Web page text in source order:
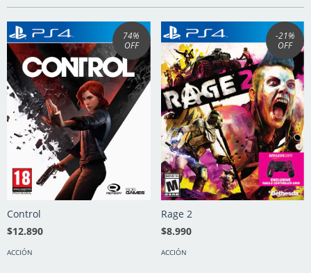
74%
OFF
Control
$12.890
ACCIÓN
-21%
OFF
Rage 2
$8.990
ACCIÓN